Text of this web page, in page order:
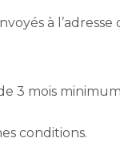
à
3 mois
conditions.